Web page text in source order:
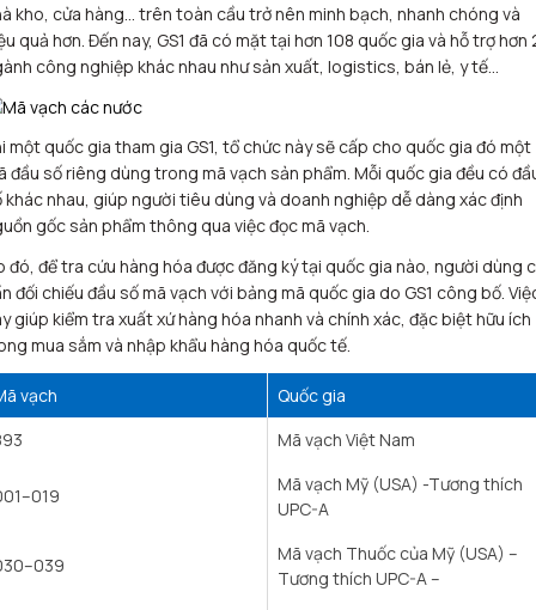
kho, cửa hàng… trên toàn cầu trở nên minh bạch, nhanh chóng và
quả hơn. Đến nay, GS1 đã có mặt tại hơn 108 quốc gia và hỗ trợ hơn
công nghiệp khác nhau như sản xuất, logistics, bán lẻ, y tế…
một quốc gia tham gia GS1, tổ chức này sẽ cấp cho quốc gia đó một
đầu số riêng dùng trong mã vạch sản phẩm. Mỗi quốc gia đều có
khác nhau, giúp người tiêu dùng và doanh nghiệp dễ dàng xác định
gốc sản phẩm thông qua việc đọc mã vạch.
đó, để tra cứu hàng hóa được đăng ký tại quốc gia nào, người dùng
đối chiếu đầu số mã vạch với bảng mã quốc gia do GS1 công bố.
giúp kiểm tra xuất xứ hàng hóa nhanh và chính xác, đặc biệt hữu ích
mua sắm và nhập khẩu hàng hóa quốc tế.
vạch
Quốc gia
Mã vạch Việt Nam
Mã vạch Mỹ (USA) -Tương thích
UPC-A
Mã vạch Thuốc của Mỹ (USA) –
Tương thích UPC-A –